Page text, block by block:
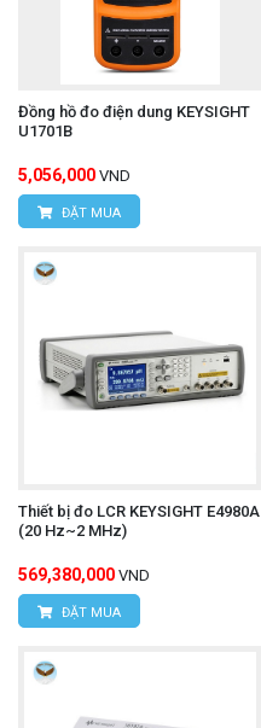
Đồng hồ đo điện dung KEYSIGHT
U1701B
5,056,000 VND
ĐẶT MUA
Thiết bị đo LCR KEYSIGHT E4980A
(20 Hz~2 MHz)
569,380,000 VND
ĐẶT MUA